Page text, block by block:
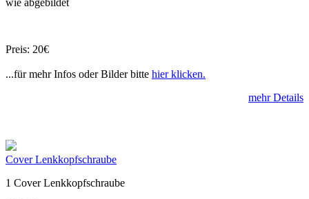
Preis: 20€
...für mehr Infos oder Bilder bitte hier klicken.
mehr Details
Cover Lenkkopfschraube
1 Cover Lenkkopfschraube